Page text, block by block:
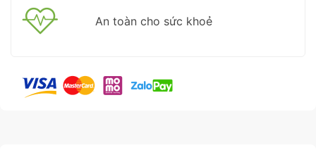
An toàn cho sức khoẻ